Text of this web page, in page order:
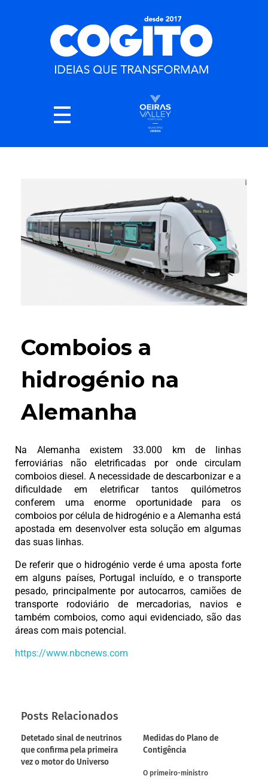
Comboios a
hidrogénio na
Alemanha
Na Alemanha existem 33.000 km de linhas
ferroviárias não eletrificadas por onde circulam
comboios diesel. A necessidade de descarbonizar e a
dificuldade em eletrificar tantos quilómetros
conferem uma enorme oportunidade para os
comboios por célula de hidrogénio e a Alemanha está
apostada em desenvolver esta solução em algumas
das suas linhas.
De referir que o hidrogénio verde é uma aposta forte
em alguns países, Portugal incluído, e o transporte
pesado, principalmente por autocarros, camiões de
transporte rodoviário de mercadorias, navios e
também comboios, como aqui evidenciado, são das
áreas com mais potencial.
https://www.nbcnews.com
Posts Relacionados
Detetado sinal de neutrinos
que confirma pela primeira
vez o motor do Universo
Medidas do Plano de
Contigência
O primeiro-ministro